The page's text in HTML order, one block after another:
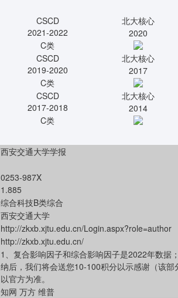
CSCD
2021-2022
北大核心
2020
C类
CSCD
2019-2020
北大核心
2017
C类
CSCD
2017-2018
北大核心
2014
C类
西安交通大学学报
0253-987X
1.885
综合科技B类综合
西安交通大学
http://zkxb.xjtu.edu.cn/Login.aspx?role=author
http://zkxb.xjtu.edu.cn/
1、复合影响因子和综合影响因子是2022年数据
纳后，我们将会送您10-100积分以示感谢（该
以官方为准。
知网 万方 维普